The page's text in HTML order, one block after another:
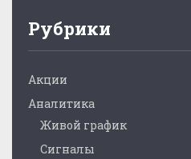
Рубрики
Акции
Аналитика
Живой график
Сигналы